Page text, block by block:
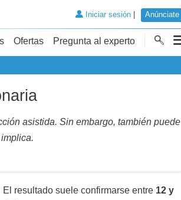
Iniciar sesión| Anúnciate
Ofertas Pregunta al experto
asistida. Sin embargo, también puede
resultado suele confirmarse entre 12 y